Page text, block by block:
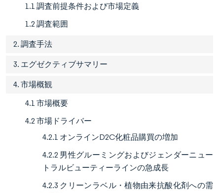
1.1 調査前提条件および市場定義
1.2 調査範囲
2. 調査手法
3. エグゼクティブサマリー
4. 市場概観
4.1 市場概要
4.2 市場ドライバー
4.2.1 オンラインD2C化粧品購買の増加
4.2.2 男性グルーミングおよびジェンダーニュー
トラルビューティーラインの急成長
4.2.3 クリーンラベル・植物由来抗酸化剤への需